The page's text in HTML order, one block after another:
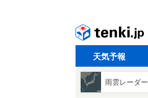
天気予報
雨雲レーダー